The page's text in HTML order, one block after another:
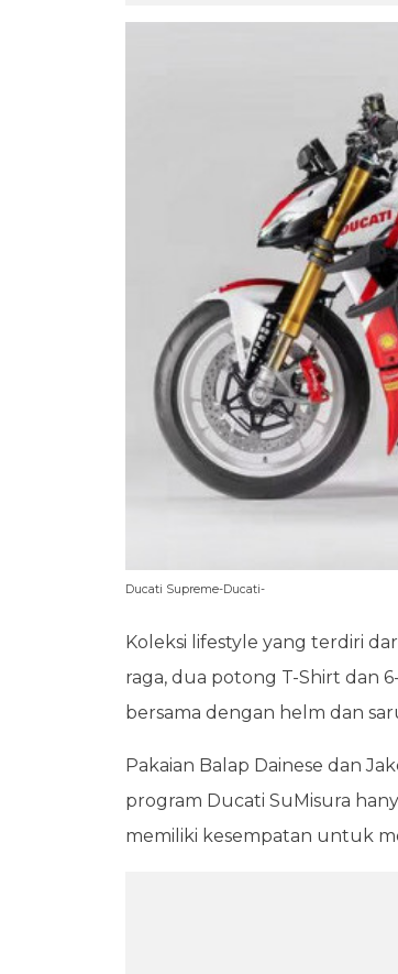
Ducati Supreme-Ducati-
Koleksi lifestyle yang terdiri
raga, dua potong T-Shirt dan
bersama dengan helm dan
Pakaian Balap Dainese dan
program Ducati SuMisura
memiliki kesempatan untuk